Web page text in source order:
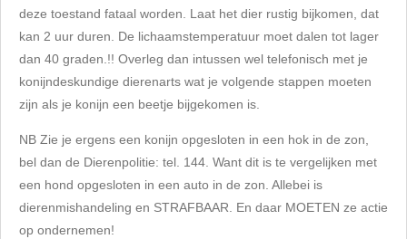
deze toestand fataal worden. Laat het dier rustig bijkomen, dat
kan 2 uur duren. De lichaamstemperatuur moet dalen tot lager
dan 40 graden.!! Overleg dan intussen wel telefonisch met je
konijndeskundige dierenarts wat je volgende stappen moeten
zijn als je konijn een beetje bijgekomen is.
NB Zie je ergens een konijn opgesloten in een hok in de zon,
bel dan de Dierenpolitie: tel. 144. Want dit is te vergelijken met
een hond opgesloten in een auto in de zon. Allebei is
dierenmishandeling en STRAFBAAR. En daar MOETEN ze actie
op ondernemen!